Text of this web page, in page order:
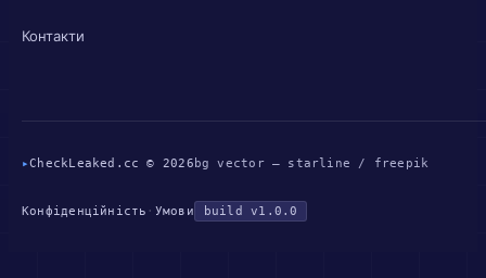
Контакти
▸CheckLeaked.cc © 2026 bg vector — starline / freepik
Конфіденційність · Умови build v1.0.0